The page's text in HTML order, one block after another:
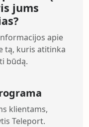
jums
apie
tą, kuris atitinka
būdą.
klientams,
Teleport.